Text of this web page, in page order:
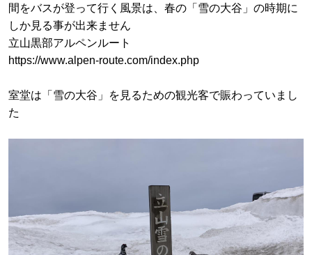
間をバスが登って行く風景は、春の「雪の大谷」の時期に
しか見る事が出来ません
立山黒部アルペンルート
https://www.alpen-route.com/index.php
室堂は「雪の大谷」を見るための観光客で賑わっていまし
た